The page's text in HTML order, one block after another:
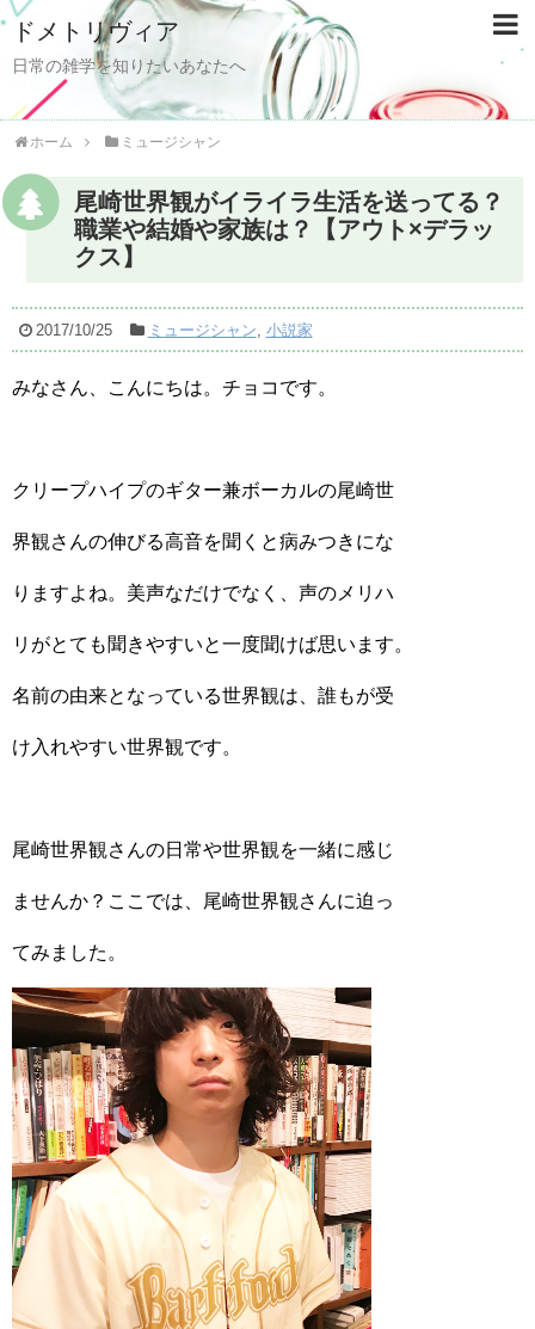
ドメトリヴィア
日常の雑学を知りたいあなたへ
ホーム ミュージシャン
尾崎世界観がイライラ生活を送ってる？
職業や結婚や家族は？【アウト×デラッ
クス】
2017/10/25 ミュージシャン, 小説家
みなさん、こんにちは。チョコです。
クリープハイプのギター兼ボーカルの尾崎世
界観さんの伸びる高音を聞くと病みつきにな
りますよね。美声なだけでなく、声のメリハ
リがとても聞きやすいと一度聞けば思います。
名前の由来となっている世界観は、誰もが受
け入れやすい世界観です。
尾崎世界観さんの日常や世界観を一緒に感じ
ませんか？ここでは、尾崎世界観さんに迫っ
てみました。